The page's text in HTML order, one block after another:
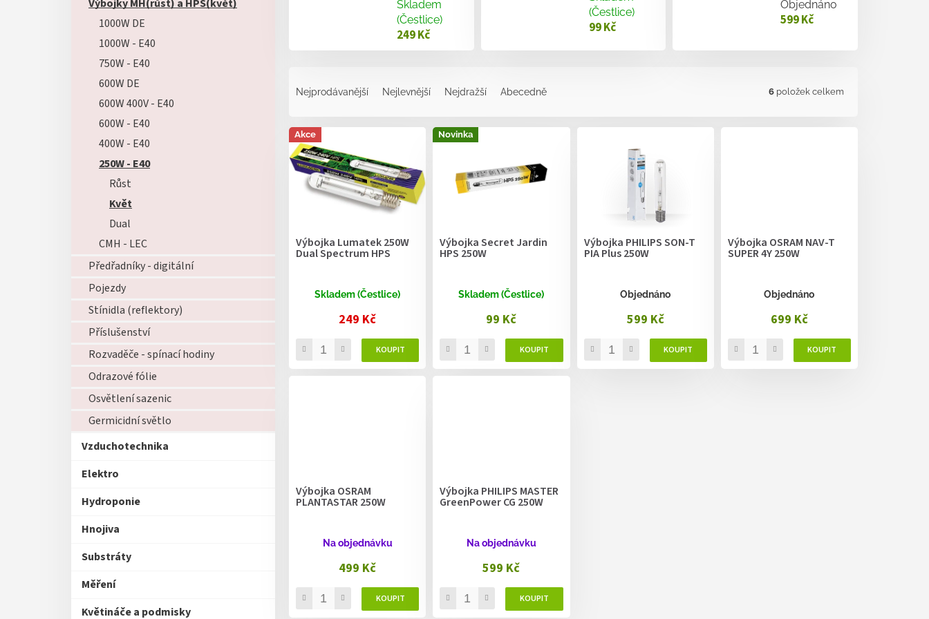
Výbojky MH(růst) a HPS(květ)
1000W DE
1000W - E40
750W - E40
600W DE
600W 400V - E40
600W - E40
400W - E40
250W - E40
Růst
Květ
Dual
CMH - LEC
Předřadníky - digitální
Pojezdy
Stínidla (reflektory)
Příslušenství
Rozvaděče - spínací hodiny
Odrazové fólie
Osvětlení sazenic
Germicidní světlo
Vzduchotechnika
Elektro
Hydroponie
Hnojiva
Substráty
Měření
Květináče a podmisky
Skladem
(Čestlice)
249 Kč
(Čestlice)
99 Kč
Objednáno
599 Kč
n
í
p
Nejprodávanější Nejlevnější Nejdražší Abecedně 6 položek celkem
V
ý
p
Akce
Výbojka Lumatek 250W
Dual Spectrum HPS
Skladem (Čestlice)
249 Kč
Novinka
Výbojka Secret Jardin
HPS 250W
Skladem (Čestlice)
99 Kč
Výbojka PHILIPS SON-T
PIA Plus 250W
Objednáno
599 Kč
Výbojka OSRAM NAV-T
SUPER 4Y 250W
Objednáno
699 Kč
Výbojka OSRAM
PLANTASTAR 250W
Na objednávku
499 Kč
Výbojka PHILIPS MASTER
GreenPower CG 250W
Na objednávku
599 Kč